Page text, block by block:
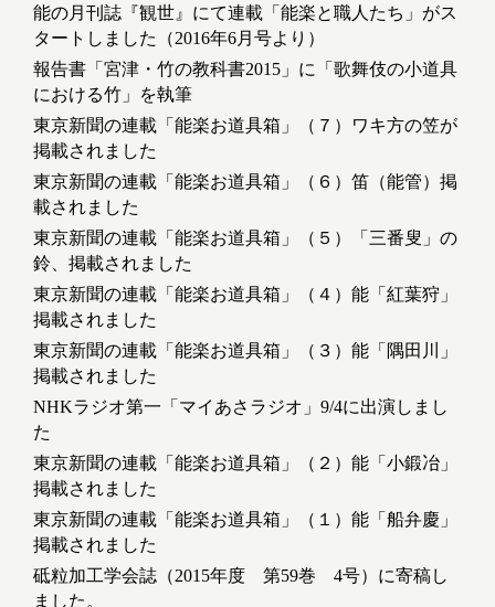
能の月刊誌『観世』にて連載「能楽と職人たち」がス
タートしました（2016年6月号より）
報告書「宮津・竹の教科書2015」に「歌舞伎の小道具
における竹」を執筆
東京新聞の連載「能楽お道具箱」（７）ワキ方の笠が
掲載されました
東京新聞の連載「能楽お道具箱」（６）笛（能管）掲
載されました
東京新聞の連載「能楽お道具箱」（５）「三番叟」の
鈴、掲載されました
東京新聞の連載「能楽お道具箱」（４）能「紅葉狩」
掲載されました
東京新聞の連載「能楽お道具箱」（３）能「隅田川」
掲載されました
NHKラジオ第一「マイあさラジオ」9/4に出演しまし
た
東京新聞の連載「能楽お道具箱」（２）能「小鍛冶」
掲載されました
東京新聞の連載「能楽お道具箱」（１）能「船弁慶」
掲載されました
砥粒加工学会誌（2015年度 第59巻 4号）に寄稿し
ました。